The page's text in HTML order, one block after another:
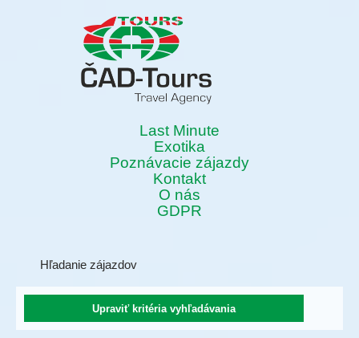
Last Minute
Exotika
Poznávacie zájazdy
Kontakt
O nás
GDPR
Hľadanie zájazdov